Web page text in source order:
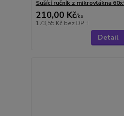
Sušící ručník z mikrovlákna
210,00 Kč/ks
173,55 Kč bez DPH
Detail